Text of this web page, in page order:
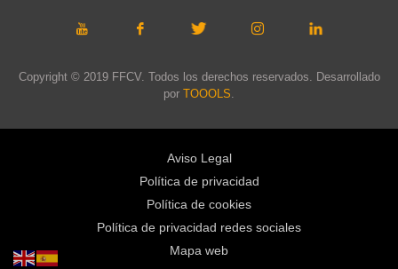
Copyright © 2019 FFCV. Todos los derechos reservados. Desarrollado
por TOOOLS.
Aviso Legal
Política de privacidad
Política de cookies
Política de privacidad redes sociales
Mapa web